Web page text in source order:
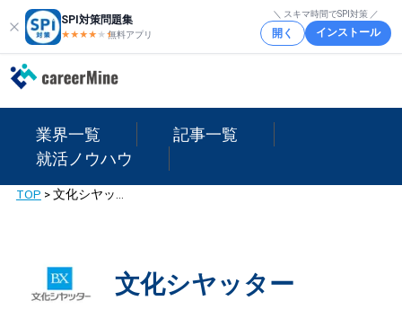
SPI対策問題集
★★★★ ★★
無料アプリ
＼ スキマ時間でSPI対策 ／
開く インストール
業界一覧
記事一覧
就活ノウハウ
TOP >
文化シヤッター